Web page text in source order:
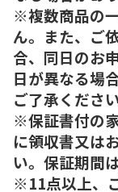
※複数商品の
ん。また、ご
合、同日のお
日が異なる場
ご了承ください
※保証書付の
に領収書又は
い。保証期間
※11点以上、